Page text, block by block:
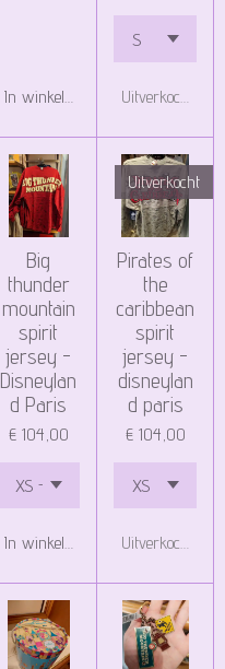
In winkelwagen Uitverkocht
Big
thunder
mountain
spirit
jersey -
Disneylan
d Paris
€ 104,00
In winkelwagen
Uitverkocht
Pirates of
the
caribbean
spirit
jersey -
disneylan
d paris
€ 104,00
Uitverkocht